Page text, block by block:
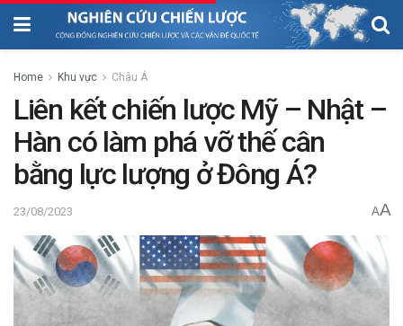
Home Khu vực Châu Á
Liên kết chiến lược Mỹ – Nhật –
Hàn có làm phá vỡ thế cân
bằng lực lượng ở Đông Á?
23/08/2023 AA